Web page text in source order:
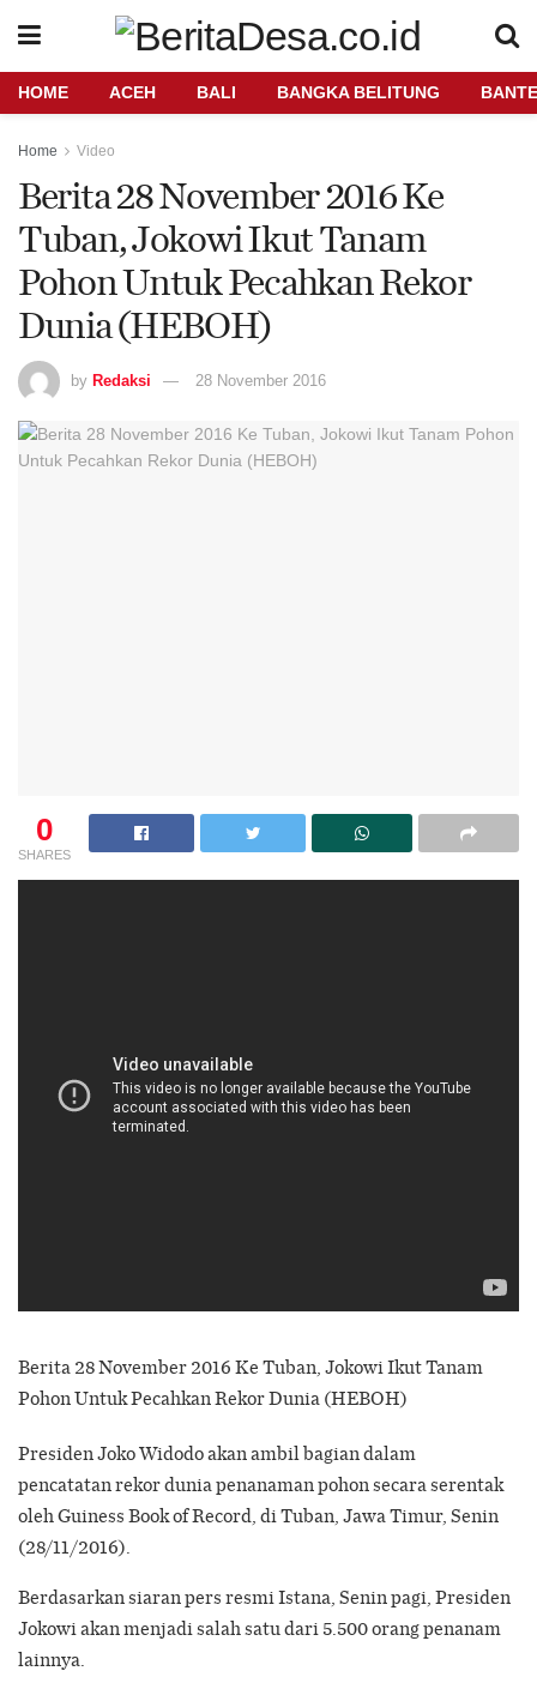
HOME ACEH BALI BANGKA BELITUNG
Home Video
Berita 28 November 2016 Ke
Tuban, Jokowi Ikut Tanam
Pohon Untuk Pecahkan Rekor
Dunia (HEBOH)
by Redaksi 28 November 2016
0
SHARES
Berita 28 November 2016 Ke Tuban, Jokowi Ikut Tanam
Pohon Untuk Pecahkan Rekor Dunia (HEBOH)
Presiden Joko Widodo akan ambil bagian dalam
pencatatan rekor dunia penanaman pohon secara serentak
oleh Guiness Book of Record, di Tuban, Jawa Timur, Senin
(28/11/2016).
Berdasarkan siaran pers resmi Istana, Senin pagi, Presiden
Jokowi akan menjadi salah satu dari 5.500 orang penanam
lainnya.